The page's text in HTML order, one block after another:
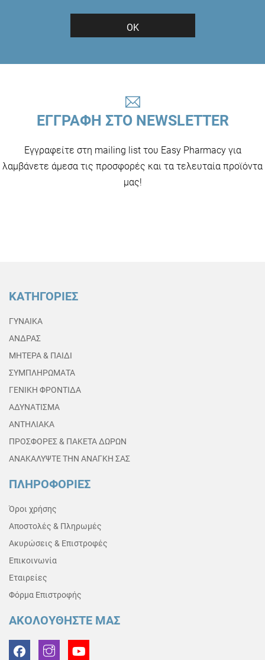
ΟΚ
ΕΓΓΡΑΦΗ ΣΤΟ NEWSLETTER
Εγγραφείτε στη mailing list του Easy Pharmacy για
λαμβάνετε άμεσα τις προσφορές και τα τελευταία προϊόντα
μας!
ΚΑΤΗΓΟΡΙΕΣ
ΓΥΝΑΙΚΑ
ΑΝΔΡΑΣ
ΜΗΤΕΡΑ & ΠΑΙΔΙ
ΣΥΜΠΛΗΡΩΜΑΤΑ
ΓΕΝΙΚΗ ΦΡΟΝΤΙΔΑ
ΑΔΥΝΑΤΙΣΜΑ
ΑΝΤΗΛΙΑΚΑ
ΠΡΟΣΦΟΡΕΣ & ΠΑΚΕΤΑ ΔΩΡΩΝ
ΑΝΑΚΑΛΥΨΤΕ ΤΗΝ ΑΝΑΓΚΗ ΣΑΣ
ΠΛΗΡΟΦΟΡΙΕΣ
Όροι χρήσης
Αποστολές & Πληρωμές
Ακυρώσεις & Επιστροφές
Επικοινωνία
Εταιρείες
Φόρμα Επιστροφής
ΑΚΟΛΟΥΘΗΣΤΕ ΜΑΣ